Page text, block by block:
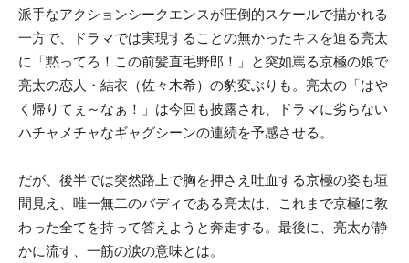
派手なアクションシークエンスが圧倒的スケールで描かれる
一方で、ドラマでは実現することの無かったキスを迫る亮太
に「黙ってろ！この前髪直毛野郎！」と突如罵る京極の娘で
亮太の恋人・結衣（佐々木希）の豹変ぶりも。亮太の「はや
く帰りてぇ～なぁ！」は今回も披露され、ドラマに劣らない
ハチャメチャなギャグシーンの連続を予感させる。
だが、後半では突然路上で胸を押さえ吐血する京極の姿も垣
間見え、唯一無二のバディである亮太は、これまで京極に教
わった全てを持って答えようと奔走する。最後に、亮太が静
かに流す、一筋の涙の意味とは。